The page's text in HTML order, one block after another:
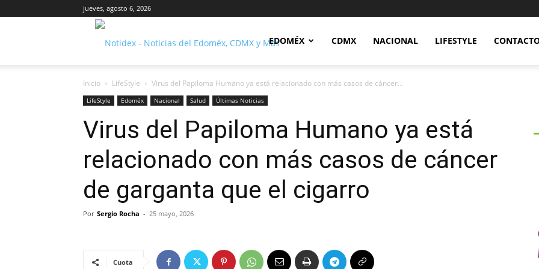
jueves, agosto 6, 2026
Notidex
EDOMÉX CDMX NACIONAL LIFESTYLE
Inicio LifeStyle Virus del Papiloma Humano ya está relacionado con más casos de cáncer...
LifeStyle Edoméx Nacional Salud Últimas Noticias
Virus del Papiloma Humano ya está
relacionado con más casos de cáncer
de garganta que el cigarro
Por Sergio Rocha - 25 mayo, 2026
Cuota